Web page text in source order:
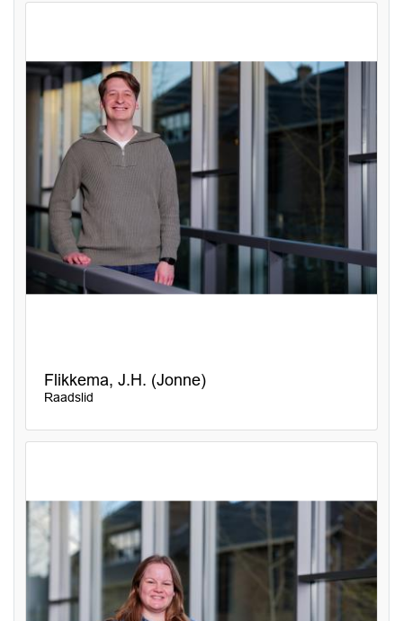
Flikkema, J.H. (Jonne)
Raadslid